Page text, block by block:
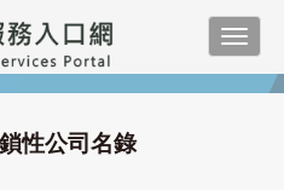
性公司名錄